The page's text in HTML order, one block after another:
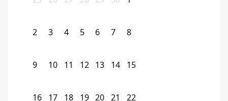
2 3 4 5 6 7 8
9 10 11 12 13 14 15
16 17 18 19 20 21 22